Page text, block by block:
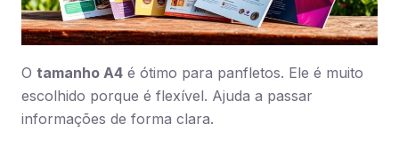
O tamanho A4 é ótimo para panfletos. Ele é muito
escolhido porque é flexível. Ajuda a passar
informações de forma clara.